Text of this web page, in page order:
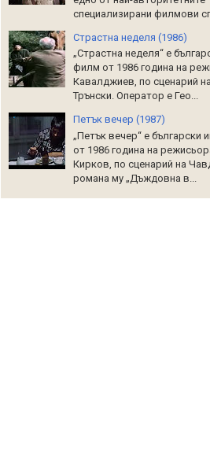
специализирани филмови
Страстна неделя (1986)
„Страстна неделя“ е
филм от 1986 година на
Кавалджиев, по сценарий
Трънски. Оператор е Гео...
Петък вечер (1987)
„Петък вечер“ е български
от 1986 година на
Кирков, по сценарий на
романа му „Дъждовна в...